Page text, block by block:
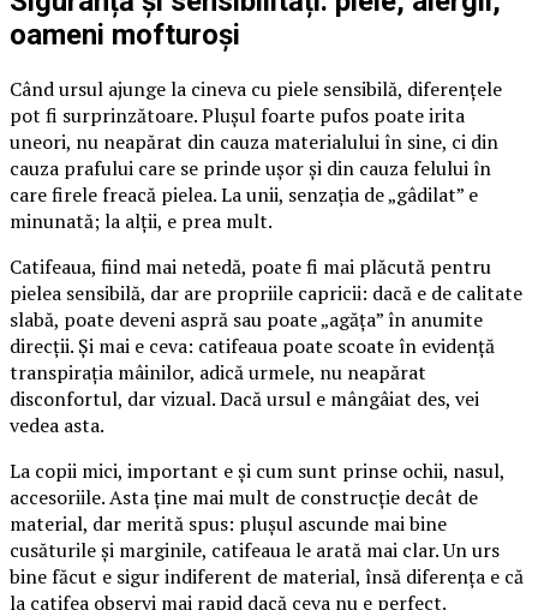
oameni mofturoși
Când ursul ajunge la cineva cu piele sensibilă, diferențele
pot fi surprinzătoare. Plușul foarte pufos poate irita
uneori, nu neapărat din cauza materialului în sine, ci din
cauza prafului care se prinde ușor și din cauza felului în
care firele freacă pielea. La unii, senzația de „gâdilat” e
minunată; la alții, e prea mult.
Catifeaua, fiind mai netedă, poate fi mai plăcută pentru
pielea sensibilă, dar are propriile capricii: dacă e de calitate
slabă, poate deveni aspră sau poate „agăța” în anumite
direcții. Și mai e ceva: catifeaua poate scoate în evidență
transpirația mâinilor, adică urmele, nu neapărat
disconfortul, dar vizual. Dacă ursul e mângâiat des, vei
vedea asta.
La copii mici, important e și cum sunt prinse ochii, nasul,
accesoriile. Asta ține mai mult de construcție decât de
material, dar merită spus: plușul ascunde mai bine
cusăturile și marginile, catifeaua le arată mai clar. Un urs
bine făcut e sigur indiferent de material, însă diferența e că
la catifea observi mai rapid dacă ceva nu e perfect.